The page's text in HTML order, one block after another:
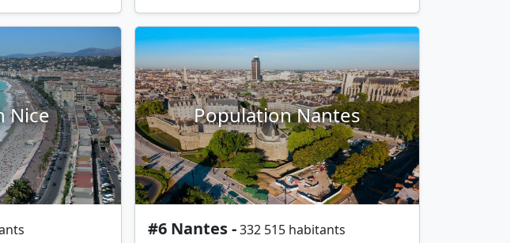
Nice Population Nantes
#6 Nantes -332 515 habitants